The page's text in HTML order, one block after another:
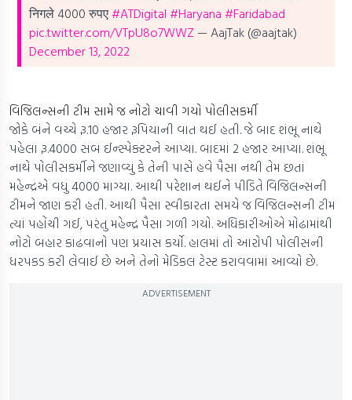
निगले 4000 रुपए#ATDigital #Haryana #Faridabad
pic.twitter.com/VTpU8o7WWZ — AajTak (@aajtak)
December 13, 2022
વિજિલન્સની ટીમ સામે જ નોટો ચાવી ગયો પોલીસકર્મી
જોકે બંને વચ્ચે રૂ.10 હજાર રૂપિયાની વાત થઈ હતી. જે બાદ શંભૂ નાથે
પહેલા રૂ.4000 સબ ઈન્સ્પેક્ટરને આપ્યા. બાદમાં 2 હજાર આપ્યા. શંભૂ
નાથે પોલીસકર્મીને જણાવ્યું કે તેની પાસે હવે પૈસા નથી તેમ છતાં
મહેન્દ્રએ વધુ 4000 માગ્યા. આથી પરેશાન થઈને પીડિતે વિજિલન્સની
ટીમને જાણ કરી હતી. આથી પૈસા સ્વીકારતા સમયે જ વિજિલન્સની ટીમ
ત્યાં પહોંચી ગઈ, પરંતુ મહેન્દ્ર પૈસા ગળી ગયો. અધિકારીઓએ મોઢામાંથી
નોટો બહાર કાઢવાનો પણ પ્રયાસ કર્યો. હાલમાં તો આરોપી પોલીસની
ધરપકડ કરી લેવાઈ છે અને તેનો મેડિકલ ટેસ્ટ કરાવવામાં આવ્યો છે.
ADVERTISEMENT